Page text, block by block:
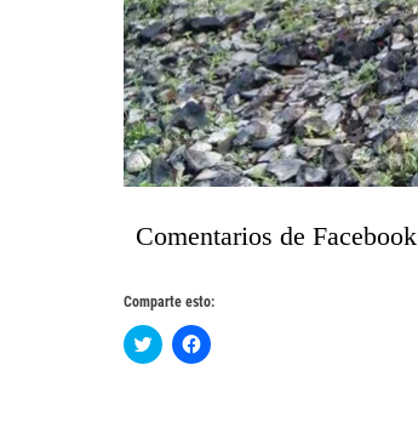
Comentarios de Facebook
Comparte esto:
Haz
clic
Haz
clic